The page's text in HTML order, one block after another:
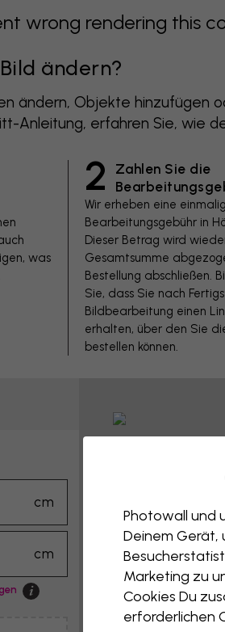
wrong rendering this
ändern?
ändern, Objekte hinzufügen
Anleitung, erfahren Sie, wie
was
2
Zahlen Sie die
Wir erheben eine
Bearbeitungsgebühr in
Dieser Betrag wird
Gesamtsumme
Bestellung abschließen.
Sie, dass Sie nach
Bildbearbeitung einen
erhalten, über den Sie
bestellen können.
cm
cm
Tipp:
Photowall und
Deinem Gerät,
Marketing zu
Cookies Du
erforderlichen